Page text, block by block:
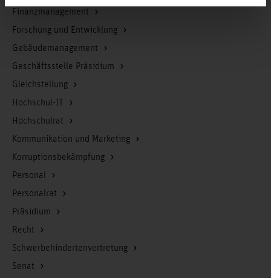
Finanzmanagement
Forschung und Entwicklung
Gebäudemanagement
Geschäftsstelle Präsidium
Gleichstellung
Hochschul-IT
Hochschulrat
Kommunikation und Marketing
Korruptionsbekämpfung
Personal
Personalrat
Präsidium
Recht
Schwerbehindertenvertretung
Senat